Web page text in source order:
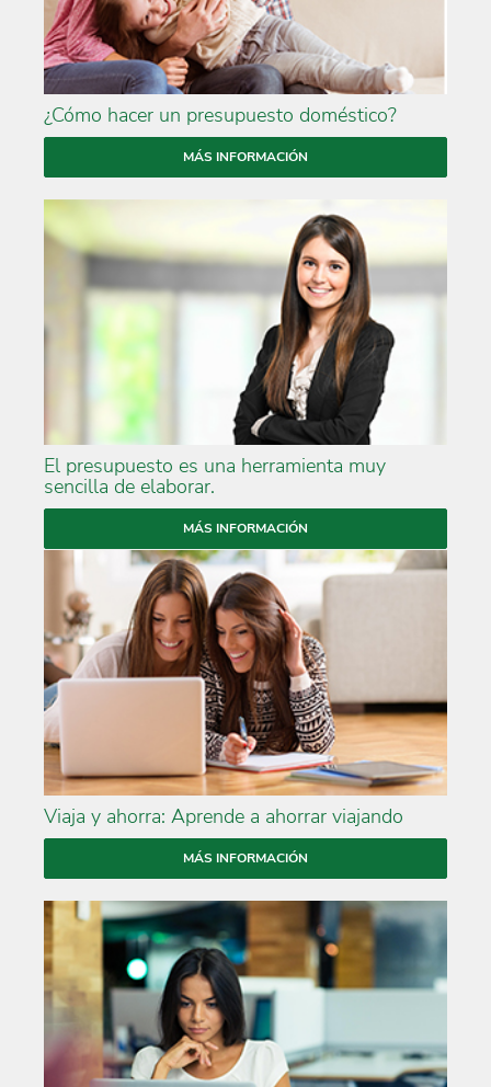
¿Cómo hacer un presupuesto doméstico?
MÁS INFORMACIÓN
El presupuesto es una herramienta muy
sencilla de elaborar.
MÁS INFORMACIÓN
Viaja y ahorra: Aprende a ahorrar viajando
MÁS INFORMACIÓN